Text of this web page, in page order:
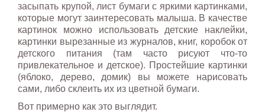
засыпать крупой, лист бумаги с яркими картинками,
которые могут заинтересовать малыша. В качестве
картинок можно использовать детские наклейки,
картинки вырезанные из журналов, книг, коробок от
детского питания (там часто рисуют что-то
привлекательное и детское). Простейшие картинки
(яблоко, дерево, домик) вы можете нарисовать
сами, либо склеить их из цветной бумаги.
Вот примерно как это выглядит.